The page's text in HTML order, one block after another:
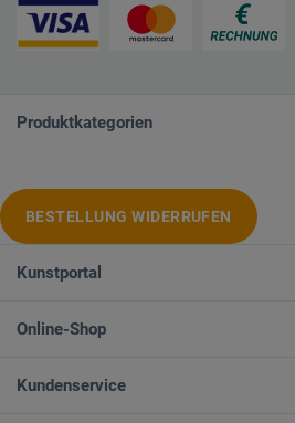
Produktkategorien
BESTELLUNG WIDERRUFEN
Kunstportal
Online-Shop
Kundenservice